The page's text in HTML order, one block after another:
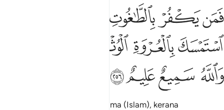
ﳙﳚﳛ
ﳟﳠﳡ
ﳦ ﳧﳨﳩ
Tidak ada paksaan dalam ugama (Islam), kerana